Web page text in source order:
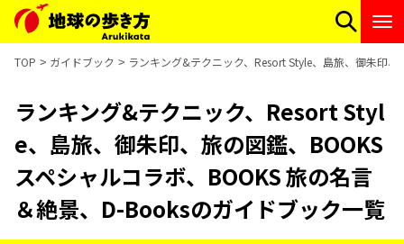
TOP ガイドブック ランキング&テクニック、Resort Style、島旅、御朱印
ランキング&テクニック、Resort Styl
e、島旅、御朱印、旅の図鑑、BOOKS
スペシャルコラボ、BOOKS 旅の名言
＆絶景、D-Booksのガイドブック一覧